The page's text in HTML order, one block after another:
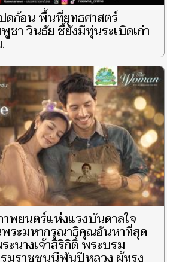
ก้อน พื้นที่ยุทธศาสตร์
ชา วินธัย ชี้ยังมีทุ่นระเบิดเก่า
าพยนตร์แห่งแรงบันดาลใจ
ระมหากรุณาธิคุณอันหาที่สุด
ะนางเจ้าสิริกิติ์ พระบรม